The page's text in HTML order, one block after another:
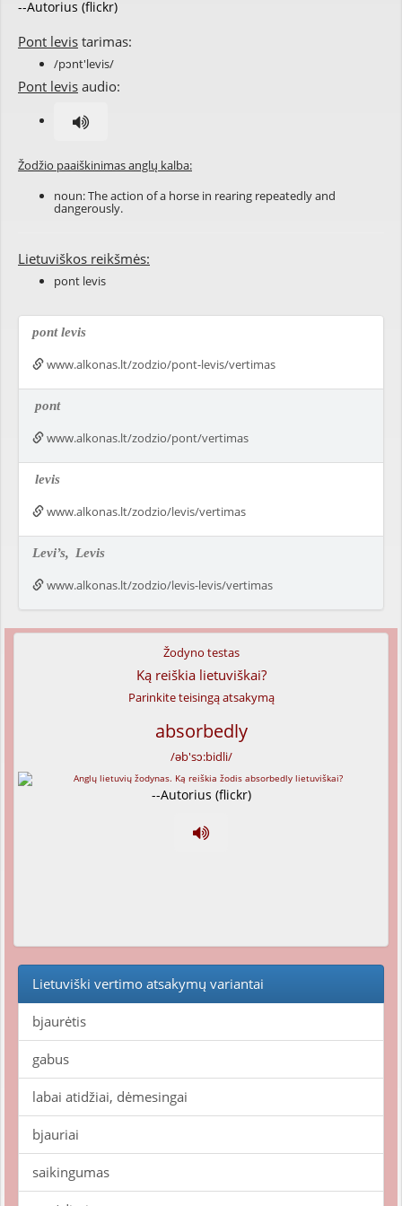
--Autorius (flickr)
Pont levis tarimas:
/pɔnt'levis/
Pont levis audio:
Žodžio paaiškinimas anglų kalba:
noun: The action of a horse in rearing repeatedly and
dangerously.
Lietuviškos reikšmės:
pont levis
pont levis
www.alkonas.lt/zodzio/pont-levis/vertimas
pont
www.alkonas.lt/zodzio/pont/vertimas
levis
www.alkonas.lt/zodzio/levis/vertimas
Levi’s, Levis
www.alkonas.lt/zodzio/levis-levis/vertimas
Žodyno testas
Ką reiškia lietuviškai?
Parinkite teisingą atsakymą
absorbedly
/əb'sɔ:bidli/
--Autorius (flickr)
Lietuviški vertimo atsakymų variantai
bjaurėtis
gabus
labai atidžiai, dėmesingai
bjauriai
saikingumas